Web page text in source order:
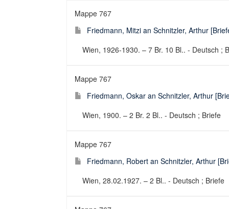
Mappe 767
Friedmann, Mitzi an Schnitzler, Arthur
Wien, 1926-1930. – 7 Br. 10 Bl.. - Deutsch ;
Mappe 767
Friedmann, Oskar an Schnitzler, Arthur
Wien, 1900. – 2 Br. 2 Bl.. - Deutsch ; Briefe
Mappe 767
Friedmann, Robert an Schnitzler, Arthur
Wien, 28.02.1927. – 2 Bl.. - Deutsch ; Briefe